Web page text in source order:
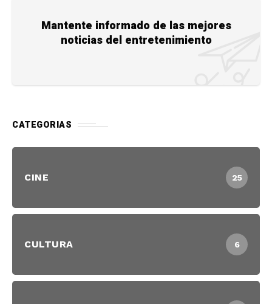
Mantente informado de las mejores
noticias del entretenimiento
CATEGORIAS
CINE 25
CULTURA 6